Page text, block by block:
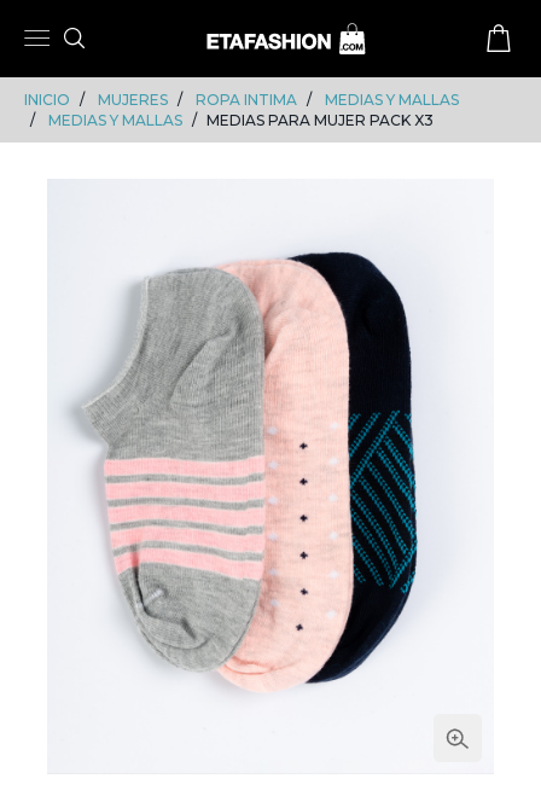
INICIO MUJERES ROPA INTIMA
MEDIAS Y MALLAS
MEDIAS Y MALLAS
MEDIAS PARA MUJER PACK X3